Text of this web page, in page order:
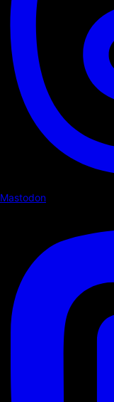
Mastodon